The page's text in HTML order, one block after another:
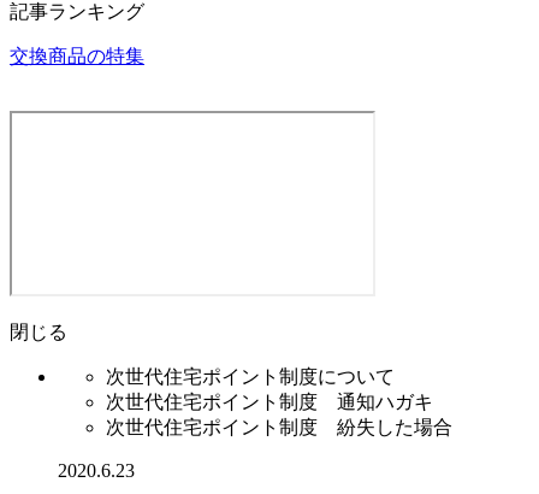
記事ランキング
交換商品の特集
閉じる
次世代住宅ポイント制度について
次世代住宅ポイント制度 通知ハガキ
次世代住宅ポイント制度 紛失した場合
2020.6.23